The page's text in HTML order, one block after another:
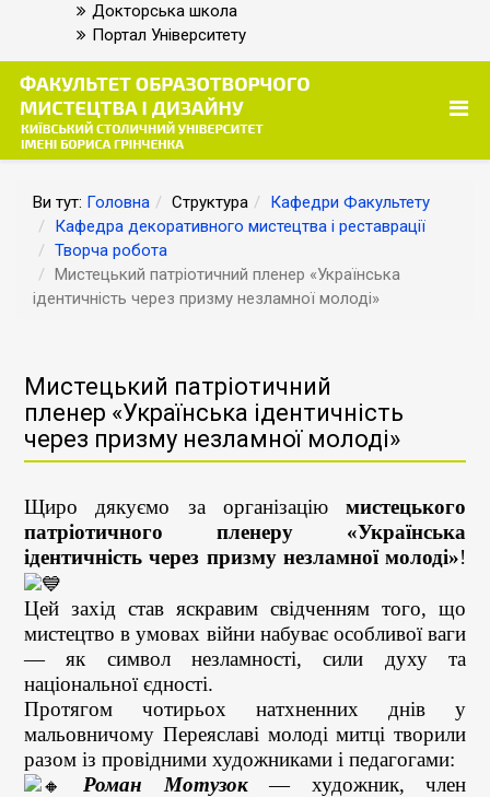
Докторська школа
Портал Університету
Ви тут: Головна Структура
Кафедри Факультету
Кафедра декоративного мистецтва і реставрації
Творча робота
Мистецький патріотичний пленер «Українська
ідентичність через призму незламної молоді»
Мистецький патріотичний
пленер «Українська ідентичність
через призму незламної молоді»
Щиро дякуємо за організацію мистецького
патріотичного пленеру «Українська
ідентичність через призму незламної молоді»!
Цей захід став яскравим свідченням того, що
мистецтво в умовах війни набуває особливої ваги
— як символ незламності, сили духу та
національної єдності.
Протягом чотирьох натхненних днів у
мальовничому Переяславі молоді митці творили
разом із провідними художниками і педагогами:
Роман Мотузок
— художник, член